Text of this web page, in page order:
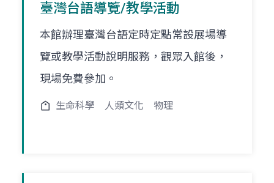
臺灣台語導覽/教學活動
本館辦理臺灣台語定時定點常設展場導
覽或教學活動說明服務，觀眾入館後，
現場免費參加。
生命科學 人類文化 物理